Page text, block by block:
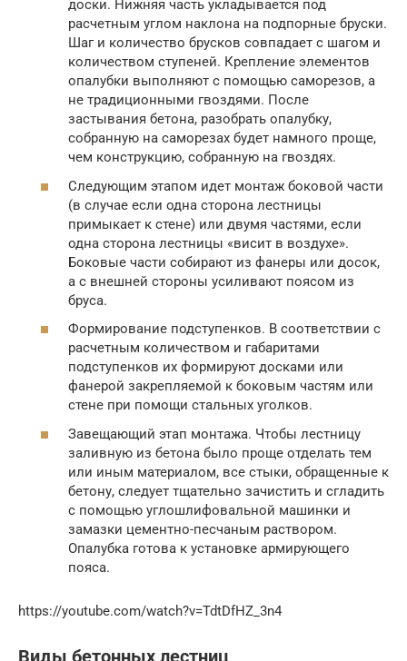
доски. Нижняя часть укладывается под
расчетным углом наклона на подпорные бруски.
Шаг и количество брусков совпадает с шагом и
количеством ступеней. Крепление элементов
опалубки выполняют с помощью саморезов, а
не традиционными гвоздями. После
застывания бетона, разобрать опалубку,
собранную на саморезах будет намного проще,
чем конструкцию, собранную на гвоздях.
Следующим этапом идет монтаж боковой части
(в случае если одна сторона лестницы
примыкает к стене) или двумя частями, если
одна сторона лестницы «висит в воздухе».
Боковые части собирают из фанеры или досок,
а с внешней стороны усиливают поясом из
бруса.
Формирование подступенков. В соответствии с
расчетным количеством и габаритами
подступенков их формируют досками или
фанерой закрепляемой к боковым частям или
стене при помощи стальных уголков.
Завещающий этап монтажа. Чтобы лестницу
заливную из бетона было проще отделать тем
или иным материалом, все стыки, обращенные к
бетону, следует тщательно зачистить и сгладить
с помощью углошлифовальной машинки и
замазки цементно-песчаным раствором.
Опалубка готова к установке армирующего
пояса.
https://youtube.com/watch?v=TdtDfHZ_3n4
Виды бетонных лестниц